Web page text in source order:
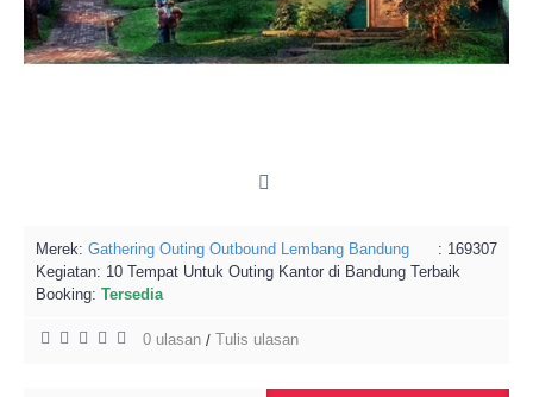
: 169307
Merek: Gathering Outing Outbound Lembang Bandung
Kegiatan: 10 Tempat Untuk Outing Kantor di Bandung Terbaik
Booking: Tersedia
0 ulasan / Tulis ulasan